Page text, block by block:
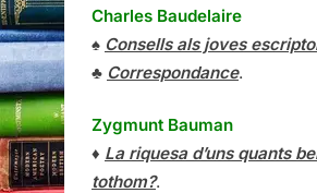
Charles Baudelaire
♠ Consells als joves
♣ Correspondance.
Zygmunt Bauman
♦ La riquesa d’uns quants
tothom?.